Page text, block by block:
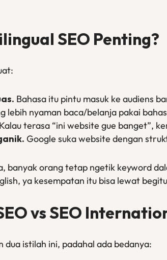
SEO Penting?
Bahasa itu pintu masuk ke audiens
lebih nyaman baca/belanja pakai
Kalau terasa “ini website gue banget”,
Google suka website dengan
banyak orang tetap ngetik keyword
ya kesempatan itu bisa lewat
vs SEO
dua istilah ini, padahal ada bedanya: